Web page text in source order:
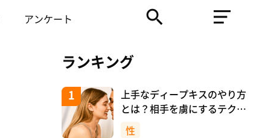
アンケート
ランキング
上手なディープキスのやり方
とは？相手を虜にするテクニ
ックを紹介！
性